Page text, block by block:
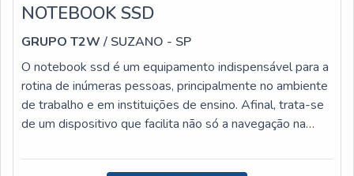
NOTEBOOK SSD
GRUPO T2W / SUZANO - SP
O notebook ssd é um equipamento indispensável para a
rotina de inúmeras pessoas, principalmente no ambiente
de trabalho e em instituições de ensino. Afinal, trata-se
de um dispositivo que facilita não só a navegação na
estudantes que realizam suas atividades